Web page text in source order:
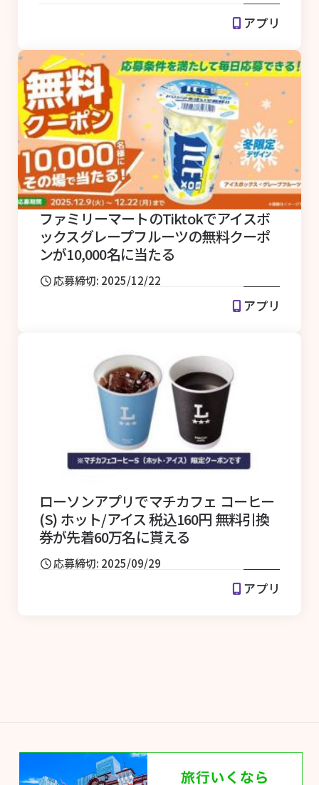
アプリ
応募締切: 2025/12/22
ファミリーマートのTiktokでアイスボ
ックスグレープフルーツの無料クーポ
ンが10,000名に当たる
アプリ
応募締切: 2025/09/29
ローソンアプリでマチカフェ コーヒー
(S) ホット/アイス 税込160円 無料引換
券が先着60万名に貰える
アプリ